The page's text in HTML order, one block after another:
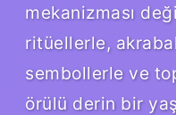
mekanizması
ritüellerle,
sembollerle ve
örülü derin bir